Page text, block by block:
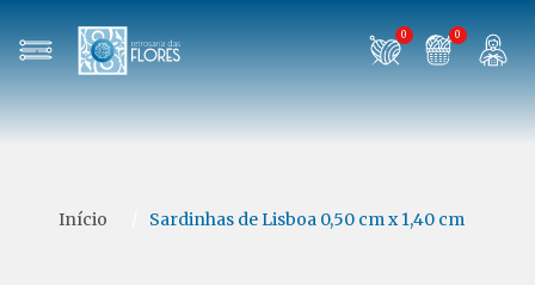
0 0
Início Sardinhas de Lisboa 0,50 cm x 1,40 cm